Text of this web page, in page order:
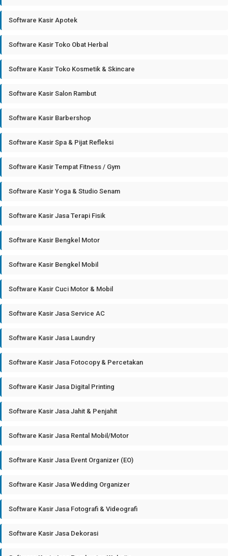
Software Kasir Apotek
Software Kasir Toko Obat Herbal
Software Kasir Toko Kosmetik & Skincare
Software Kasir Salon Rambut
Software Kasir Barbershop
Software Kasir Spa & Pijat Refleksi
Software Kasir Tempat Fitness / Gym
Software Kasir Yoga & Studio Senam
Software Kasir Jasa Terapi Fisik
Software Kasir Bengkel Motor
Software Kasir Bengkel Mobil
Software Kasir Cuci Motor & Mobil
Software Kasir Jasa Service AC
Software Kasir Jasa Laundry
Software Kasir Jasa Fotocopy & Percetakan
Software Kasir Jasa Digital Printing
Software Kasir Jasa Jahit & Penjahit
Software Kasir Jasa Rental Mobil/Motor
Software Kasir Jasa Event Organizer (EO)
Software Kasir Jasa Wedding Organizer
Software Kasir Jasa Fotografi & Videografi
Software Kasir Jasa Dekorasi